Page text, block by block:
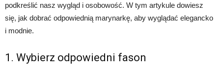
podkreślić nasz wygląd i osobowość. W tym artykule dowiesz
się, jak dobrać odpowiednią marynarkę, aby wyglądać elegancko
i modnie.
1. Wybierz odpowiedni fason